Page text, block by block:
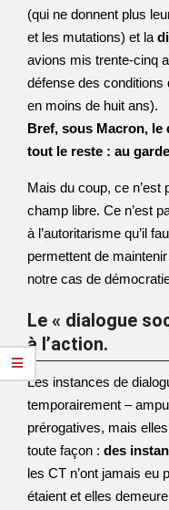
(qui ne donnent plus
et les mutations) et la
avions mis trente-cinq
défense des conditions
en moins de huit ans).
Bref, sous Macron, le
tout le reste : au
Mais du coup, ce n’est
champ libre. Ce n’est
à l’autoritarisme qu’il
permettent de
notre cas de
Le « dialogue
à l’action.
Les instances de
temporairement –
prérogatives, mais
toute façon : des
les CT n’ont jamais eu
étaient et elles